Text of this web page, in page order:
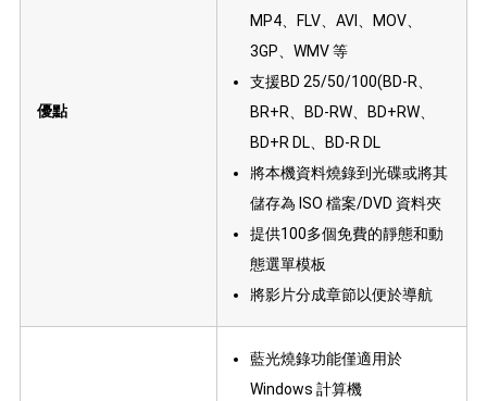
優點
MP4、FLV、AVI、MOV、
3GP、WMV 等
支援BD 25/50/100(BD-R、
BR+R、BD-RW、BD+RW、
BD+R DL、BD-R DL
將本機資料燒錄到光碟或將其
儲存為 ISO 檔案/DVD 資料夾
提供100多個免費的靜態和動
態選單模板
將影片分成章節以便於導航
藍光燒錄功能僅適用於
Windows 計算機